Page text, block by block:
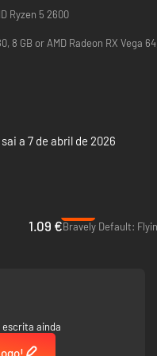
com elementos de
ataques de combinação que
Ryzen 5 2600
8 GB or AMD Radeon RX Vega
a 7 de abril de 2026
1.09 €
escrita ainda